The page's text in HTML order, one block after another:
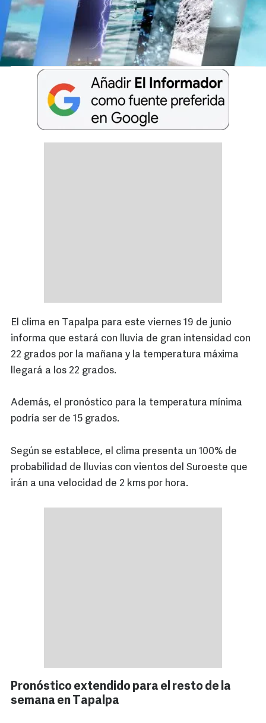
El clima en Tapalpa para este viernes 19 de junio
informa que estará con lluvia de gran intensidad con
22 grados por la mañana y la temperatura máxima
llegará a los 22 grados.
Además, el pronóstico para la temperatura mínima
podría ser de 15 grados.
Según se establece, el clima presenta un 100% de
probabilidad de lluvias con vientos del Suroeste que
irán a una velocidad de 2 kms por hora.
Pronóstico extendido para el resto de la
semana en Tapalpa